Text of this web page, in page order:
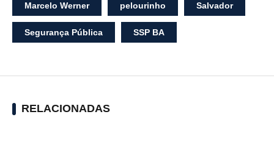
Marcelo Werner pelourinho Salvador
Segurança Pública SSP BA
RELACIONADAS